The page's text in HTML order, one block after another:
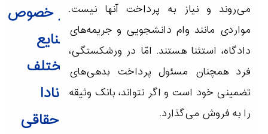
در خصوص
صنایع
مختلف
کانادا
حقاقی
می‌روند و نیاز به پرداخت آنها نیست.
مواردی مانند وام دانشجویی و جریمه‌های
دادگاه، استثنا هستند. امّا در ورشکستگی،
فرد همچنان مسئول پرداخت بدهی‌های
تضمینی خود است و اگر نتواند، بانک وثیقه
را به فروش می‌گذارد.